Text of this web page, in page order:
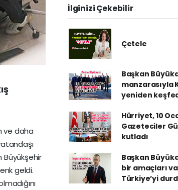
ve daha
Büyükşehir
geldi.
İlginizi Çekebilir
Çetele
Başkan
manzarasıyla
yeniden
Hürriyet, 10
Gazeteciler
kutladı
Başkan
bir amaçları
Türkiye’yi